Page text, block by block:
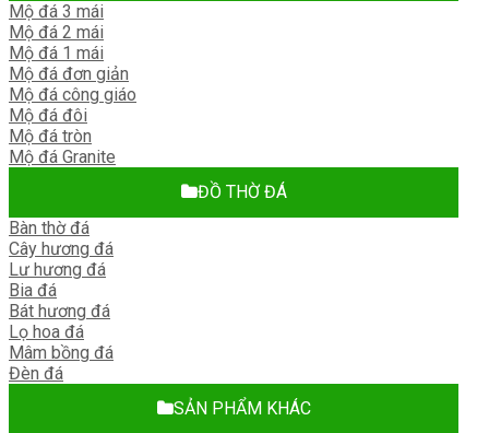
Mộ đá 3 mái
Mộ đá 2 mái
Mộ đá 1 mái
Mộ đá đơn giản
Mộ đá công giáo
Mộ đá đôi
Mộ đá tròn
Mộ đá Granite
ĐỒ THỜ ĐÁ
Bàn thờ đá
Cây hương đá
Lư hương đá
Bia đá
Bát hương đá
Lọ hoa đá
Mâm bồng đá
Đèn đá
SẢN PHẨM KHÁC